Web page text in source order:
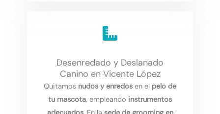
Desenredado y Deslanado
Canino en Vicente López
Quitamos nudos y enredos en el pelo de
tu mascota, empleando instrumentos